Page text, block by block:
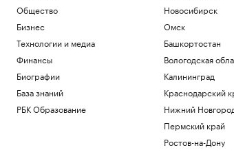
Общество
Бизнес
Технологии и медиа
Финансы
Биографии
База знаний
РБК Образование
Новосибирск
Омск
Башкортостан
Вологодская
Калининград
Краснодарский
Нижний
Пермский край
Ростов-на-Дону